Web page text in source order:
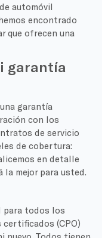
automóvil
encontrado
que ofrecen una
garantía
garantía
con los
de servicio
de cobertura:
en detalle
mejor para usted.
para todos los
(CPO)